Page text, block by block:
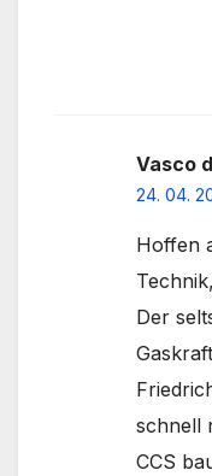
Vasco
24. 04.
Hoffen
Der
schnell
CCS